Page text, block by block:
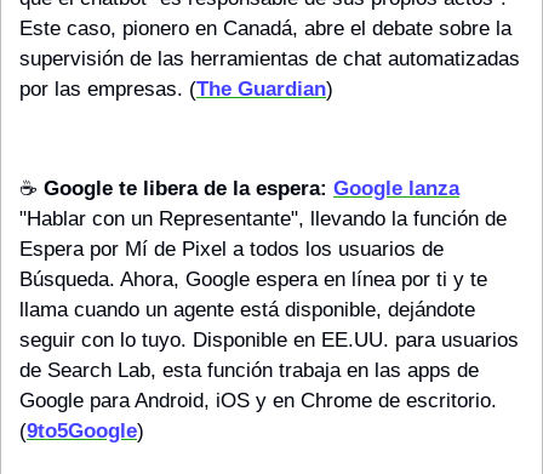
Este caso, pionero en Canadá, abre el debate sobre la
supervisión de las herramientas de chat automatizadas
por las empresas. (The Guardian)
☕️ Google te libera de la espera: Google lanza
"Hablar con un Representante", llevando la función de
Espera por Mí de Pixel a todos los usuarios de
Búsqueda. Ahora, Google espera en línea por ti y te
llama cuando un agente está disponible, dejándote
seguir con lo tuyo. Disponible en EE.UU. para usuarios
de Search Lab, esta función trabaja en las apps de
Google para Android, iOS y en Chrome de escritorio.
(9to5Google)